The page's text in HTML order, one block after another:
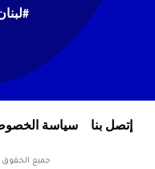
إتصل بنا سياسة
جميع الحقوق